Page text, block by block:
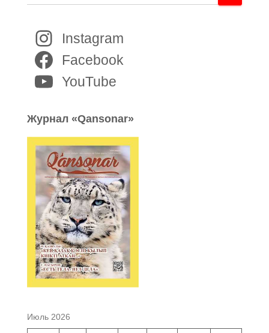
Instagram
Facebook
YouTube
Журнал «Qansonar»
Июль 2026